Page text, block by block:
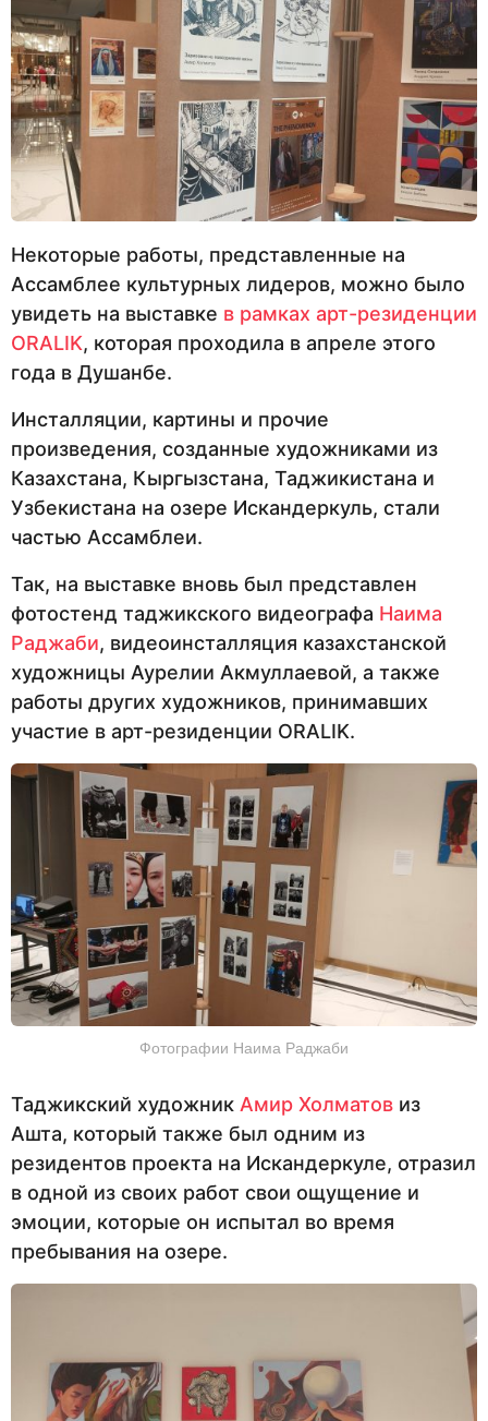
Некоторые работы, представленные на
Ассамблее культурных лидеров, можно было
увидеть на выставке в рамках арт-резиденции
ORALIK, которая проходила в апреле этого
года в Душанбе.
Инсталляции, картины и прочие
произведения, созданные художниками из
Казахстана, Кыргызстана, Таджикистана и
Узбекистана на озере Искандеркуль, стали
частью Ассамблеи.
Так, на выставке вновь был представлен
фотостенд таджикского видеографа Наима
Раджаби, видеоинсталляция казахстанской
художницы Аурелии Акмуллаевой, а также
работы других художников, принимавших
участие в арт-резиденции ORALIK.
Фотографии Наима Раджаби
Таджикский художник Амир Холматов из
Ашта, который также был одним из
резидентов проекта на Искандеркуле, отразил
в одной из своих работ свои ощущение и
эмоции, которые он испытал во время
пребывания на озере.